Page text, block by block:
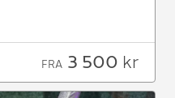
FRA 3 500 kr